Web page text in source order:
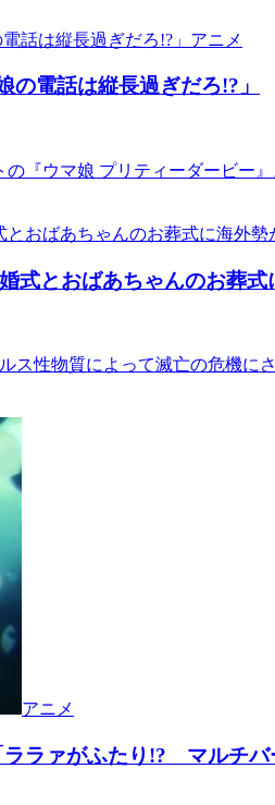
アニメ
の電話は縦長過ぎだろ!?」
『ウマ娘 プリティーダービー
式とおばあちゃんのお葬式
ス性物質によって滅亡の危機
アニメ
ラァがふたり!? マルチバ